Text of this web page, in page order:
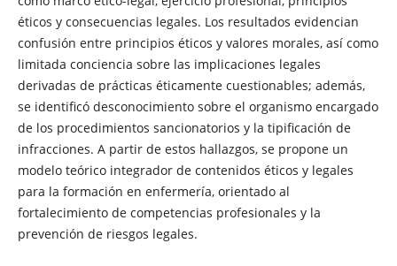
éticos y consecuencias legales. Los resultados evidencian
confusión entre principios éticos y valores morales, así como
limitada conciencia sobre las implicaciones legales
derivadas de prácticas éticamente cuestionables; además,
se identificó desconocimiento sobre el organismo encargado
de los procedimientos sancionatorios y la tipificación de
infracciones. A partir de estos hallazgos, se propone un
modelo teórico integrador de contenidos éticos y legales
para la formación en enfermería, orientado al
fortalecimiento de competencias profesionales y la
prevención de riesgos legales.